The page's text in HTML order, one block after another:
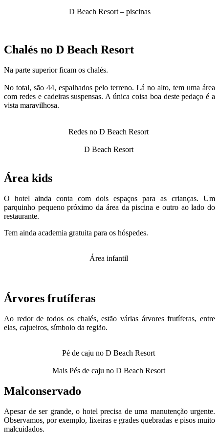
D Beach Resort – piscinas
Chalés no D Beach Resort
Na parte superior ficam os chalés.
No total, são 44, espalhados pelo terreno. Lá no alto, tem uma área
com redes e cadeiras suspensas. A única coisa boa deste pedaço é a
vista maravilhosa.
Redes no D Beach Resort
D Beach Resort
Área kids
O hotel ainda conta com dois espaços para as crianças. Um
parquinho pequeno próximo da área da piscina e outro ao lado do
restaurante.
Tem ainda academia gratuita para os hóspedes.
Área infantil
Árvores frutíferas
Ao redor de todos os chalés, estão várias árvores frutíferas, entre
elas, cajueiros, símbolo da região.
Pé de caju no D Beach Resort
Mais Pés de caju no D Beach Resort
Malconservado
Apesar de ser grande, o hotel precisa de uma manutenção urgente.
Observamos, por exemplo, lixeiras e grades quebradas e pisos muito
malcuidados.